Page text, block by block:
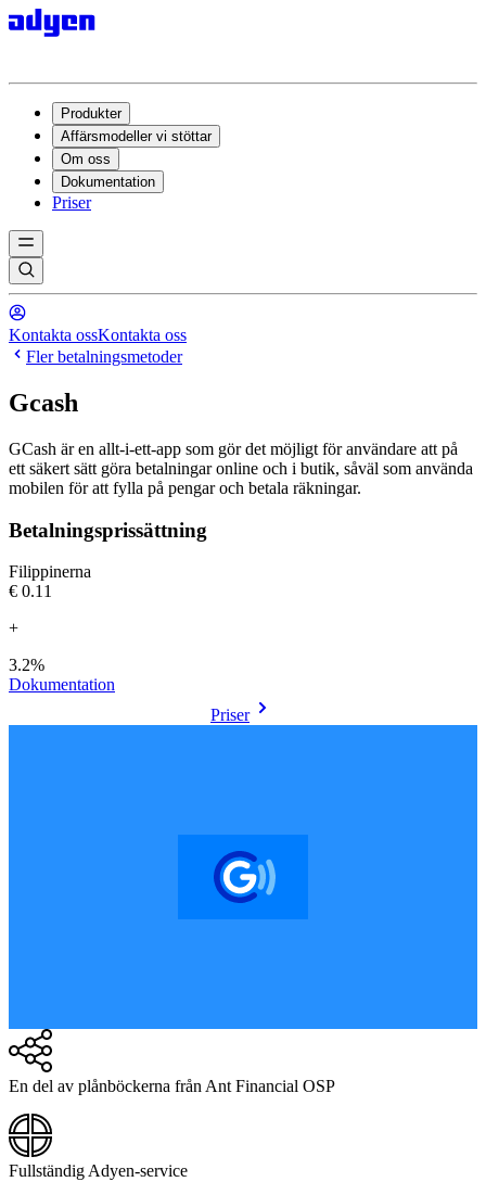
Produkter
Affärsmodeller vi stöttar
Om oss
Dokumentation
Priser
Kontakta ossKontakta oss
Fler betalningsmetoder
Gcash
GCash är en allt-i-ett-app som gör det möjligt för användare att på
ett säkert sätt göra betalningar online och i butik, såväl som använda
mobilen för att fylla på pengar och betala räkningar.
Betalningsprissättning
Filippinerna
€0.11
+
3.2%
Dokumentation
Priser
En del av plånböckerna från Ant Financial OSP
Fullständig Adyen-service